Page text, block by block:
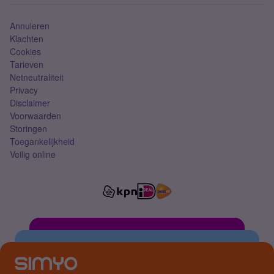
Annuleren
Klachten
Cookies
Tarieven
Netneutraliteit
Privacy
Disclaimer
Voorwaarden
Storingen
Toegankelijkheid
Veilig online